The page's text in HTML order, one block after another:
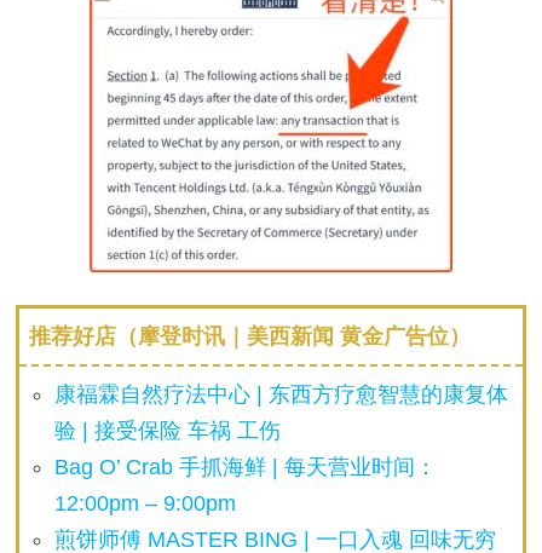
推荐好店（摩登时讯｜美西新闻 黄金广告位）
康福霖自然疗法中心 | 东西方疗愈智慧的康复体
验 | 接受保险 车祸 工伤
Bag O’ Crab 手抓海鲜 | 每天营业时间：
12:00pm – 9:00pm
煎饼师傅 MASTER BING | 一口入魂 回味无穷